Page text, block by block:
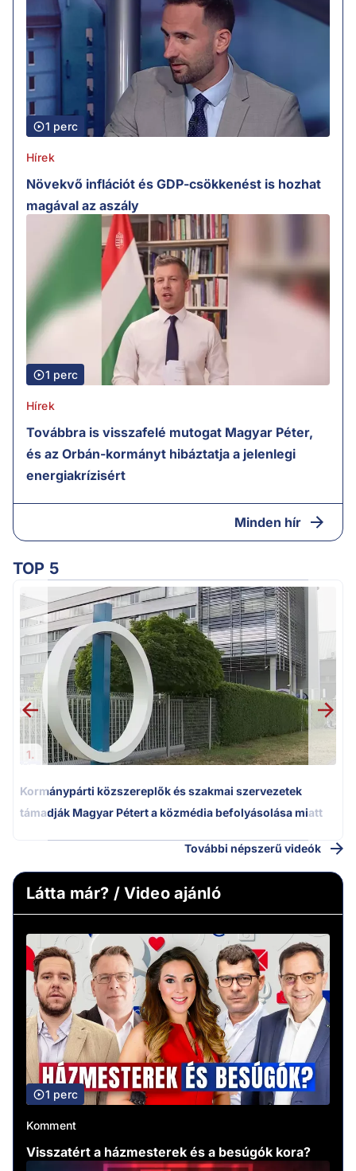
1 perc
Hírek
Növekvő inflációt és GDP-csökkenést is hozhat
magával az aszály
1 perc
Hírek
Továbbra is visszafelé mutogat Magyar Péter,
és az Orbán-kormányt hibáztatja a jelenlegi
energiakrízisért
Minden hír
TOP 5
1.
Kormánypárti közszereplők és szakmai szervezetek
támadják Magyar Pétert a közmédia befolyásolása miatt
További népszerű videók
Látta már? / Video ajánló
1 perc
Komment
Visszatért a házmesterek és a besúgók kora?